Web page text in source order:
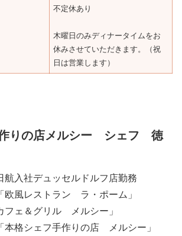
不定休あり
木曜日のみディナータイムをお
休みさせていただきます。（祝
日は営業します）
りの店メルシー シェフ 徳
入社デュッセルドルフ店勤務
風レストラン ラ・ポーム」
ェ＆グリル メルシー」
格シェフ手作りの店 メルシー」